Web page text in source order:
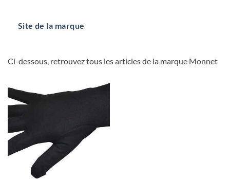
Site de la marque
Ci-dessous, retrouvez tous les articles de la marque Monnet